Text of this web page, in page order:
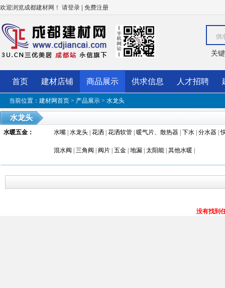
欢迎浏览成都建材网！ 请登录 | 免费注册
供
关
首页 建材店铺 商品展示 供求信息 人才招聘
当前位置： 建材网首页 > 产品展示 > 水龙头
水龙头
水暖五金 ： 水嘴 水龙头 花洒 花洒软管 暖气片、散热器 下水 分水器 |
混水阀 三角阀 阀片 五金 地漏 太阳能 其他水暖
没有找到